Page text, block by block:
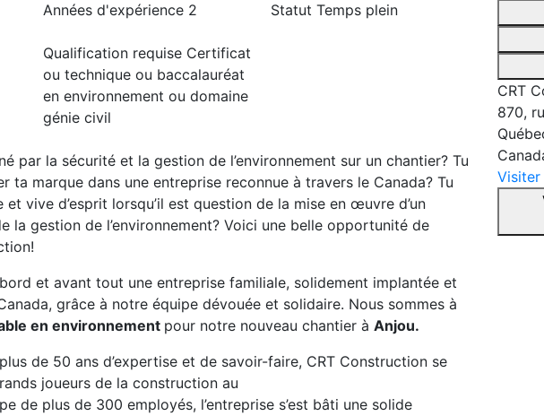
Années d'expérience 2 Statut Temps plein
Qualification requise Certificat
ou technique ou baccalauréat
en environnement ou domaine
génie civil
par la sécurité et la gestion de l’environnement sur un chantier? Tu
ta marque dans une entreprise reconnue à travers le Canada? Tu
vive d’esprit lorsqu’il est question de la mise en œuvre d’un
la gestion de l’environnement? Voici une belle opportunité de
et avant tout une entreprise familiale, solidement implantée et
grâce à notre équipe dévouée et solidaire. Nous sommes à
en environnement pour notre nouveau chantier à Anjou.
de 50 ans d’expertise et de savoir-faire, CRT Construction se
joueurs de la construction au
de plus de 300 employés, l’entreprise s’est bâti une solide
CRT
870,